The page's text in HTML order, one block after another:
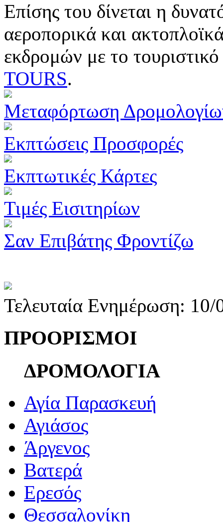
Επίσης του δίνεται η
αεροπορικά και
εκδρομών με το
TOURS.
Μεταφόρτωση
Εκπτώσεις Προσφορές
Εκπτωτικές Κάρτες
Τιμές Εισιτηρίων
Σαν Επιβάτης Φροντίζω
Τελευταία Ενημέρωση:
ΠΡΟΟΡΙΣΜΟΙ
ΔΡΟΜΟΛΟΓΙΑ
Αγία Παρασκευή
Αγιάσος
Άργενος
Βατερά
Ερεσός
Θεσσαλονίκη